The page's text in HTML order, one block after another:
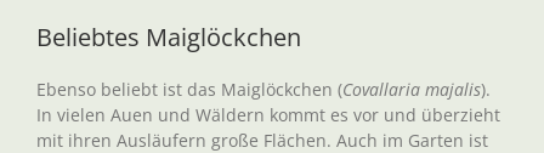
Beliebtes Maiglöckchen
Ebenso beliebt ist das Maiglöckchen (Covallaria majalis).
In vielen Auen und Wäldern kommt es vor und überzieht
mit ihren Ausläufern große Flächen. Auch im Garten ist